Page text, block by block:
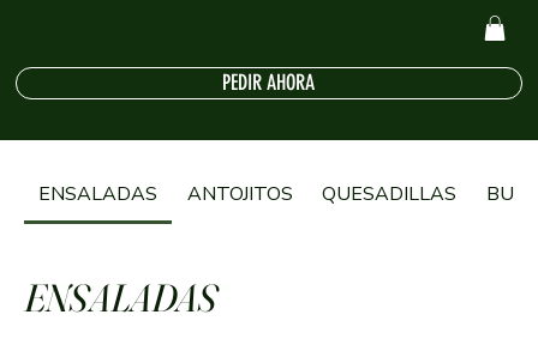
PEDIR AHORA
ENSALADAS ANTOJITOS QUESADILLAS
ENSALADAS